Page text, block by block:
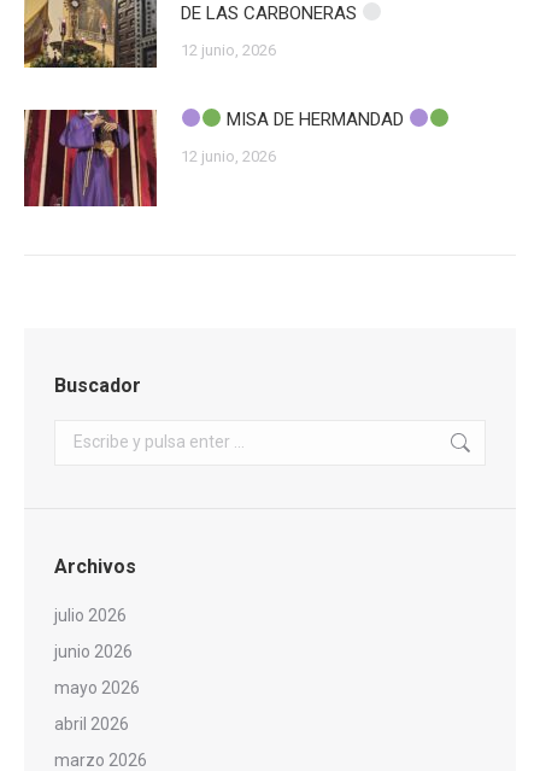
DE LAS CARBONERAS
12 junio, 2026
MISA DE HERMANDAD
12 junio, 2026
Buscador
Buscar:
Archivos
julio 2026
junio 2026
mayo 2026
abril 2026
marzo 2026